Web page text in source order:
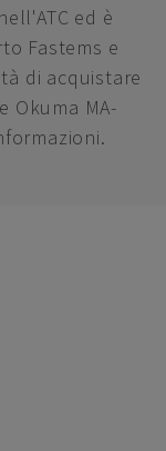
ed è
Fastems e
di acquistare
Okuma MA-